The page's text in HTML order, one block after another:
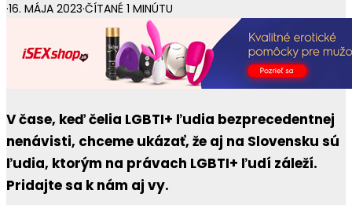
·16. MÁJA 2023·ČÍTANÉ 1 MINÚTU
V čase, keď čelia LGBTI+ ľudia bezprecedentnej
nenávisti, chceme ukázať, že aj na Slovensku sú
ľudia, ktorým na právach LGBTI+ ľudí záleží.
Pridajte sa k nám aj vy.